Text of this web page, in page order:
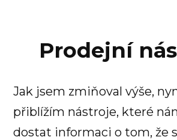
Prodejní
Jak jsem zmiňoval výše,
přiblížím nástroje, které
dostat informaci o tom, že